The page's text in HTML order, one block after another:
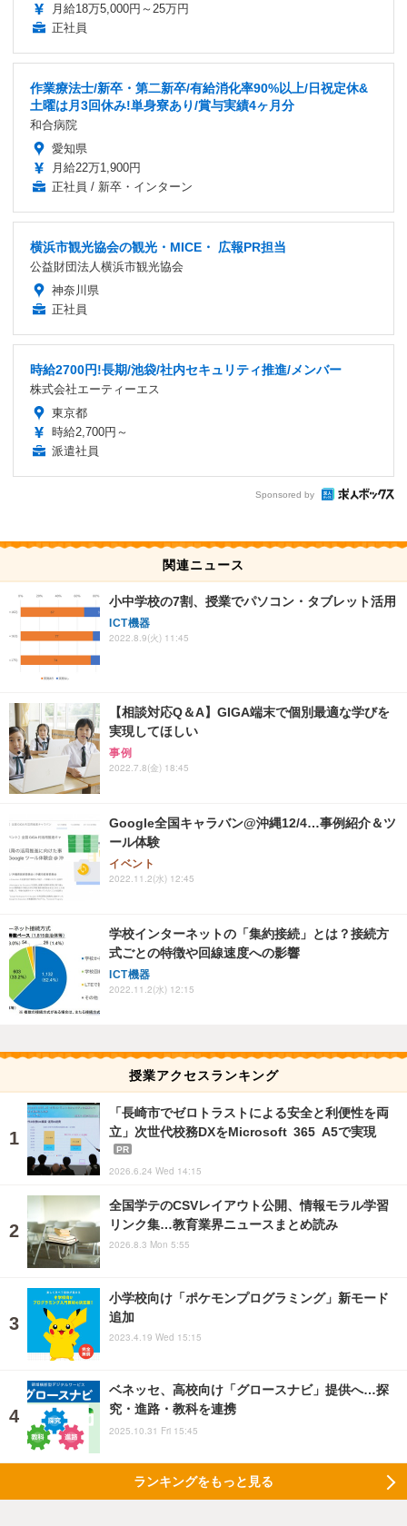
月給18万5,000円～25万円
正社員
作業療法士/新卒・第二新卒/有給消化率90%以上/日祝定休&
土曜は月3回休み!単身寮あり/賞与実績4ヶ月分
和合病院
愛知県
月給22万1,900円
正社員 / 新卒・インターン
横浜市観光協会の観光・MICE・ 広報PR担当
公益財団法人横浜市観光協会
神奈川県
正社員
時給2700円!長期/池袋/社内セキュリティ推進/メンバー
株式会社エーティーエス
東京都
時給2,700円～
派遣社員
Sponsored by
関連ニュース
小中学校の7割、授業でパソコン・タブレット活用
ICT機器
2022.8.9(火) 11:45
【相談対応Q＆A】GIGA端末で個別最適な学びを
実現してほしい
事例
2022.7.8(金) 18:45
Google全国キャラバン@沖縄12/4…事例紹介＆ツ
ール体験
イベント
2022.11.2(水) 12:45
学校インターネットの「集約接続」とは？接続方
式ごとの特徴や回線速度への影響
ICT機器
2022.11.2(水) 12:15
授業アクセスランキング
「長崎市でゼロトラストによる安全と利便性を両
立」次世代校務DXをMicrosoft 365 A5で実現
PR
2026.6.24 Wed 14:15
全国学テのCSVレイアウト公開、情報モラル学習
リンク集…教育業界ニュースまとめ読み
2026.8.3 Mon 5:55
小学校向け「ポケモンプログラミング」新モード
追加
2023.4.19 Wed 15:15
ベネッセ、高校向け「グロースナビ」提供へ…探
究・進路・教科を連携
2025.10.31 Fri 15:45
ランキングをもっと見る